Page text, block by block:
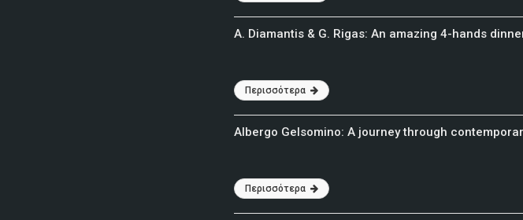
A. Diamantis & G. Rigas: An amazing 4-hands
Περισσότερα
Albergo Gelsomino: A journey through
Περισσότερα